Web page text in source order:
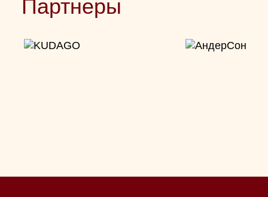
Партнеры